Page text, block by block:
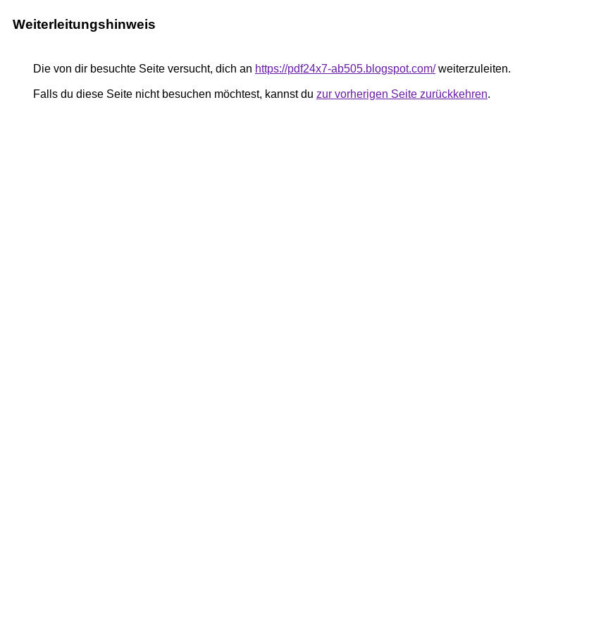
Weiterleitungshinweis
Die von dir besuchte Seite versucht, dich an https://pdf24x7-ab505.blogspot.com/weiterzuleiten.
Falls du diese Seite nicht besuchen möchtest, kannst du zur vorherigen Seite zurückkehren.